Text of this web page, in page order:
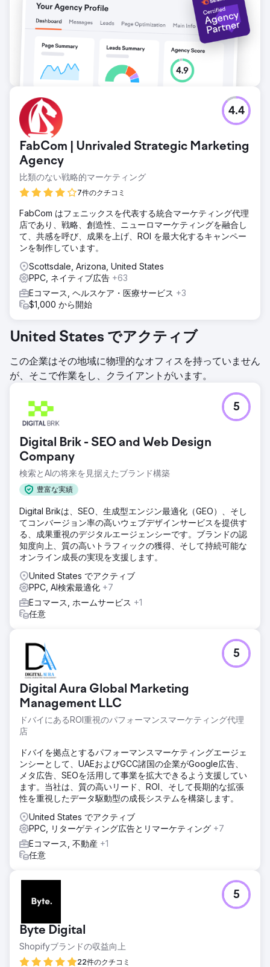
FabCom | Unrivaled Strategic Marketing
Agency
比類のない戦略的マーケティング
7件のクチコミ
4.4
FabCom はフェニックスを代表する統合マーケティング代理
店であり、戦略、創造性、ニューロマーケティングを融合し
て、共感を呼び、成果を上げ、ROI を最大化するキャンペー
ンを制作しています。
Scottsdale, Arizona, United States
PPC, ネイティブ広告 +63
Eコマース, ヘルスケア・医療サービス +3
$1,000 から開始
United States でアクティブ
この企業はその地域に物理的なオフィスを持っていません
が、そこで作業をし、クライアントがいます。
Digital Brik - SEO and Web Design
Company
検索とAIの将来を見据えたブランド構築
豊富な実績
5
Digital Brikは、SEO、生成型エンジン最適化（GEO）、そし
てコンバージョン率の高いウェブデザインサービスを提供す
る、成果重視のデジタルエージェンシーです。ブランドの認
知度向上、質の高いトラフィックの獲得、そして持続可能な
オンライン成長の実現を支援します。
United States でアクティブ
PPC, AI検索最適化 +7
Eコマース, ホームサービス +1
任意
Digital Aura Global Marketing
Management LLC
ドバイにあるROI重視のパフォーマンスマーケティング代理
店
5
ドバイを拠点とするパフォーマンスマーケティングエージェ
ンシーとして、UAEおよびGCC諸国の企業がGoogle広告、
メタ広告、SEOを活用して事業を拡大できるよう支援してい
ます。当社は、質の高いリード、ROI、そして長期的な拡張
性を重視したデータ駆動型の成長システムを構築します。
United States でアクティブ
PPC, リターゲティング広告とリマーケティング +7
Eコマース, 不動産 +1
任意
Byte Digital
Shopifyブランドの収益向上
22件のクチコミ
5